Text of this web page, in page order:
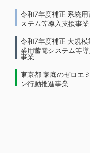
令和7年度補正 系統用
ステム等導入支援事業
令和7年度補正 大規模
業用蓄電システム等
事業
東京都 家庭のゼロエ
ン行動推進事業